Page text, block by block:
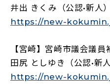
井出 きくみ（公認•新人）
https://new-
【宮崎】宮崎市議会議員
田尻 としゆき（公認•新人
https://new-